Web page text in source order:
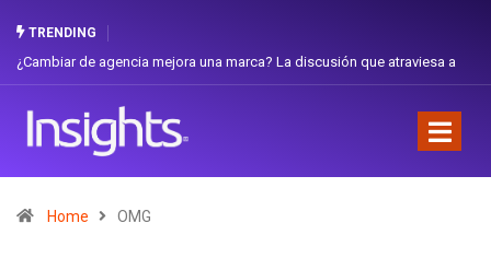
TRENDING
¿Cambiar de agencia mejora una marca? La discusión que atraviesa a
Home OMG